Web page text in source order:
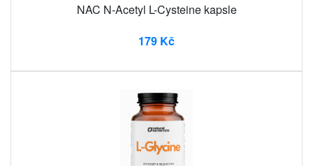
NAC N-Acetyl L-Cysteine ​​kapsle
179 Kč